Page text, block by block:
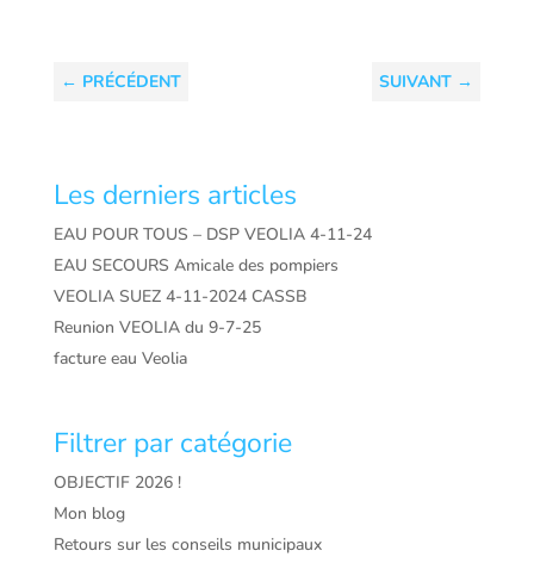
← PRÉCÉDENT SUIVANT →
Les derniers articles
EAU POUR TOUS – DSP VEOLIA 4-11-24
EAU SECOURS Amicale des pompiers
VEOLIA SUEZ 4-11-2024 CASSB
Reunion VEOLIA du 9-7-25
facture eau Veolia
Filtrer par catégorie
OBJECTIF 2026 !
Mon blog
Retours sur les conseils municipaux